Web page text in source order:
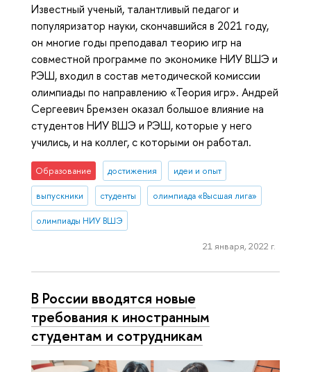
Известный ученый, талантливый педагог и
популяризатор науки, скончавшийся в 2021 году,
он многие годы преподавал теорию игр на
совместной программе по экономике НИУ ВШЭ и
РЭШ, входил в состав методической комиссии
олимпиады по направлению «Теория игр». Андрей
Сергеевич Бремзен оказал большое влияние на
студентов НИУ ВШЭ и РЭШ, которые у него
учились, и на коллег, с которыми он работал.
Образование достижения идеи и опыт
выпускники студенты олимпиада «Высшая лига»
олимпиады НИУ ВШЭ
21 января, 2022 г.
В России вводятся новые
требования к иностранным
студентам и сотрудникам